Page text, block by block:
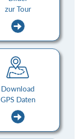
zur Tour
Download
GPS Daten